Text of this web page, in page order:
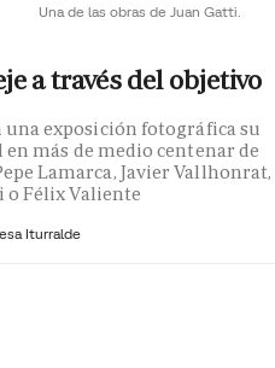
Una de las obras de Juan Gatti.
a través del objetivo
exposición fotográfica su
más de medio centenar de
Lamarca, Javier Vallhonrat,
o Félix Valiente
Iturralde